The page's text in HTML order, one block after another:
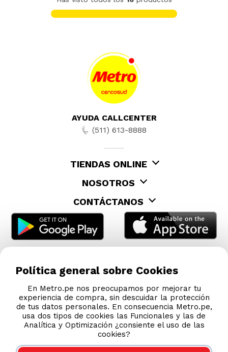
AYUDA CALLCENTER
(511) 613-8888
TIENDAS ONLINE
NOSOTROS
CONTÁCTANOS
Política general sobre Cookies
En Metro.pe nos preocupamos por mejorar tu
experiencia de compra, sin descuidar la protección
de tus datos personales. En consecuencia Metro.pe,
usa dos tipos de cookies las Funcionales y las de
Analítica y Optimización ¿consiente el uso de las
cookies?